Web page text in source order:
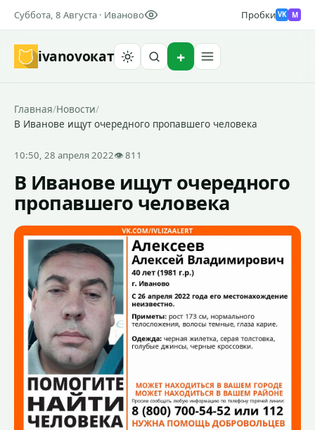
Суббота, 8 Августа · Иваново Пробки VK M
ivanovoкат
Главная/Новости/
В Иванове ищут очередного пропавшего человека
10:50, 28 апреля 2022👁 811
В Иванове ищут очередного
пропавшего человека